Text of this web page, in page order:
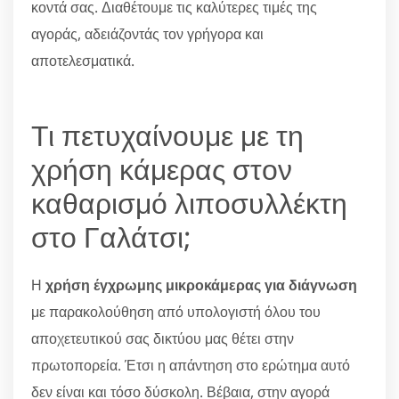
κοντά σας. Διαθέτουμε τις καλύτερες τιμές της
αγοράς, αδειάζοντάς τον γρήγορα και
αποτελεσματικά.
Τι πετυχαίνουμε με τη
χρήση κάμερας στον
καθαρισμό λιποσυλλέκτη
στο Γαλάτσι;
Η χρήση έγχρωμης μικροκάμερας για διάγνωση
με παρακολούθηση από υπολογιστή όλου του
αποχετευτικού σας δικτύου μας θέτει στην
πρωτοπορεία. Έτσι η απάντηση στο ερώτημα αυτό
δεν είναι και τόσο δύσκολη. Βέβαια, στην αγορά